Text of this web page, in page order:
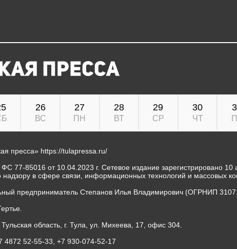
26
ВС
27
ПН
28
ВТ
29
СР
30
ЧТ
пресса» https://tulapressa.ru/
77-85016 от 10.04.2023 г. Сетевое издание зарегистрировано 10
в сфере связи, информационных технологий и массовых
предприниматель Степанов Илья Владимирович (ОГРНИП
область, г. Тула, ул. Михеева, 17, офис 304.
4872 52-55-33, +7 930-074-52-17